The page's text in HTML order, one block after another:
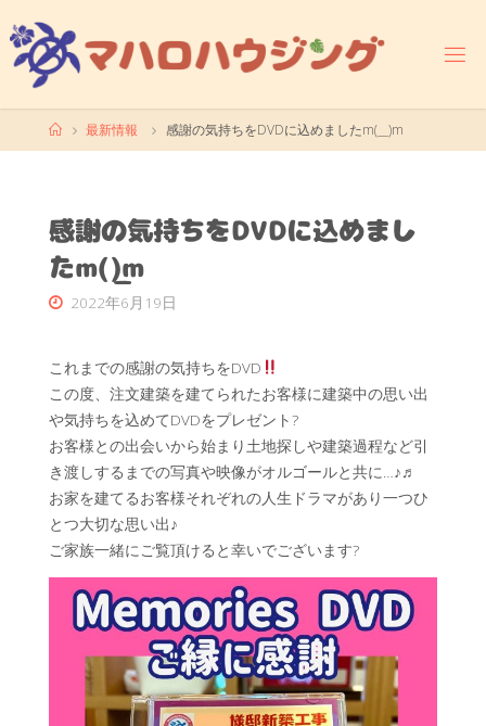
ン
テ
ホ
ー
最新情報 感謝の気持ちをDVDに込めましたm(__)m
感謝の気持ちをDVDに込めまし
たm(__)m
2022年6月19日
これまでの感謝の気持ちをDVD
この度、注文建築を建てられたお客様に建築中の思い出
や気持ちを込めてDVDをプレゼント?
お客様との出会いから始まり土地探しや建築過程など引
き渡しするまでの写真や映像がオルゴールと共に…♪♬
お家を建てるお客様それぞれの人生ドラマがあり一つひ
とつ大切な思い出♪
ご家族一緒にご覧頂けると幸いでございます?